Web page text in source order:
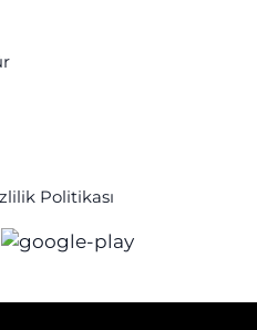
Politikası